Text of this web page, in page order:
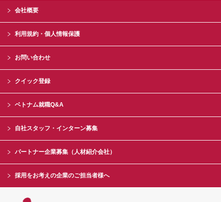
会社概要
利用規約・個人情報保護
お問い合わせ
クイック登録
ベトナム就職Q&A
自社スタッフ・インターン募集
パートナー企業募集（人材紹介会社）
採用をお考えの企業のご担当者様へ